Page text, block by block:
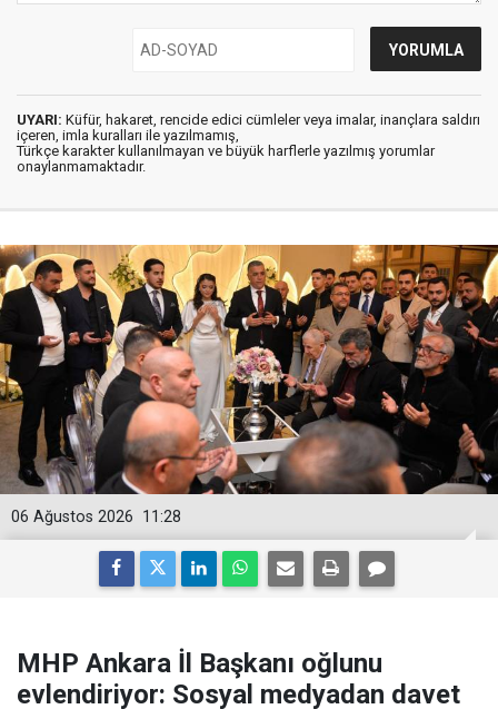
UYARI: Küfür, hakaret, rencide edici cümleler veya imalar, inançlara saldırı
içeren, imla kuralları ile yazılmamış,
Türkçe karakter kullanılmayan ve büyük harflerle yazılmış yorumlar
onaylanmamaktadır.
11:28
06 Ağustos 2026
MHP Ankara İl Başkanı oğlunu
evlendiriyor: Sosyal medyadan davet